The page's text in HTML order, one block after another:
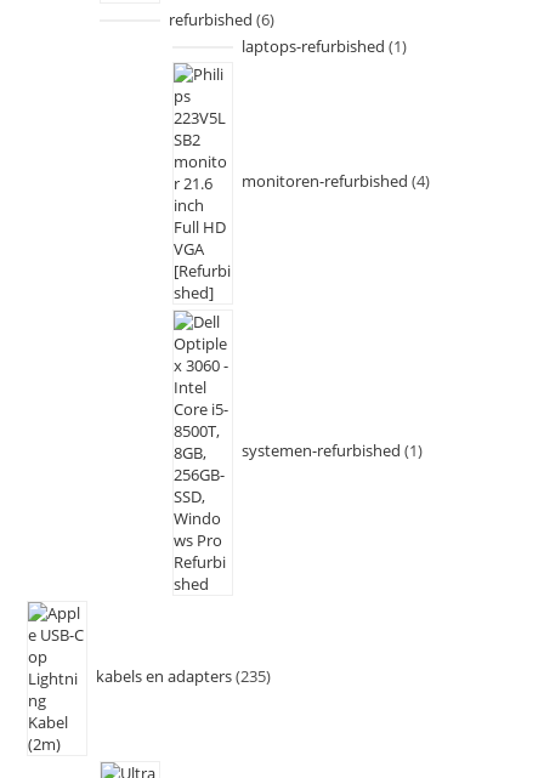
refurbished 6
laptops-refurbished 1
monitoren-refurbished 4
systemen-refurbished 1
kabels en adapters 235